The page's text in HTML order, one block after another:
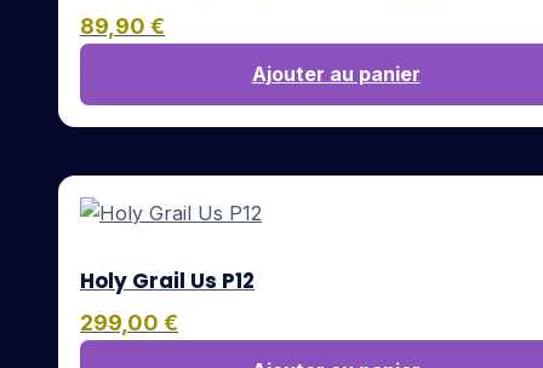
89,90 €
Ajouter au panier
Holy Grail Us P12
299,00 €